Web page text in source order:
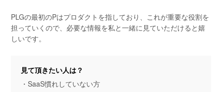
PLGの最初のPはプロダクトを指しており、これが重要な役割を
担っていくので、必要な情報を私と一緒に見ていただけると嬉
しいです。
見て頂きたい人は？
・SaaS慣れしていない方